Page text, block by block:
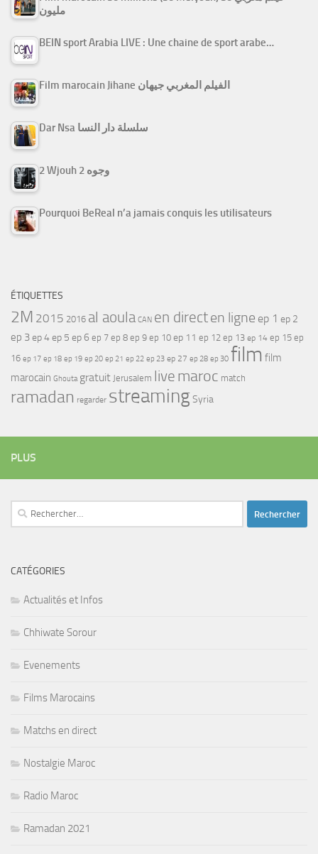
مليون
BEIN sport Arabia LIVE : Une chaine de sport arabe…
Film marocain Jihane الفيلم المغربي جيهان
Dar Nsa سلسلة دار النسا
2 Wjouh 2 وجوه
Pourquoi BeReal n’a jamais conquis les utilisateurs
ÉTIQUETTES
2M 2015 2016 al aoula CAN en directen ligne ep 1 ep 2
ep 3ep 4ep 5 ep 6 ep 7 ep 8 ep 9 ep 10 ep 11 ep 12 ep 13 ep 14 ep 15 ep
16 ep 17 ep 18 ep 19 ep 20 ep 21 ep 22 ep 23 ep 27 ep 28 ep 30 film film
marocain Ghouta gratuit Jerusalem live maroc match
ramadan regarder streamingSyria
PLUS
Rechercher :
CATÉGORIES
Actualités et Infos
Chhiwate Sorour
Evenements
Films Marocains
Matchs en direct
Nostalgie Maroc
Radio Maroc
Ramadan 2021